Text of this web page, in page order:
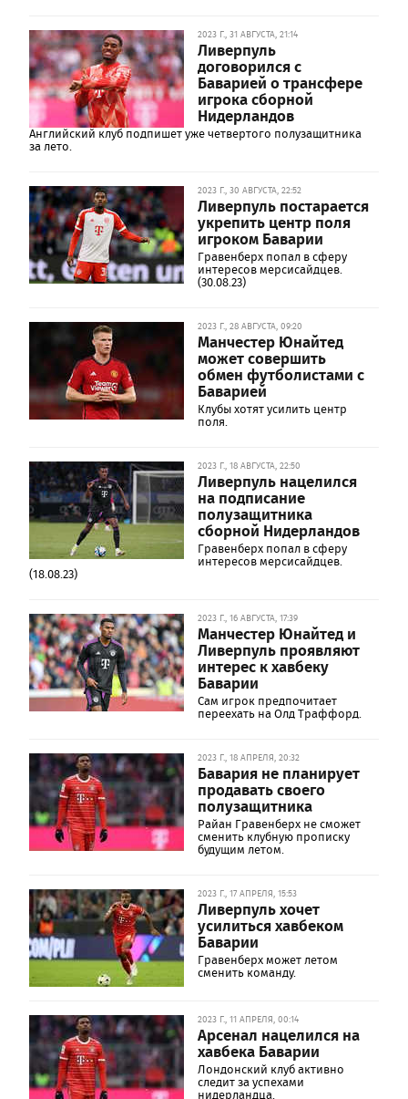
2023 Г., 31 АВГУСТА, 21:14
Ливерпуль
договорился с
Баварией о трансфере
игрока сборной
Нидерландов
Английский клуб подпишет уже четвертого полузащитника
за лето.
2023 Г., 30 АВГУСТА, 22:52
Ливерпуль постарается
укрепить центр поля
игроком Баварии
Гравенберх попал в сферу
интересов мерсисайдцев.
(30.08.23)
2023 Г., 28 АВГУСТА, 09:20
Манчестер Юнайтед
может совершить
обмен футболистами с
Баварией
Клубы хотят усилить центр
поля.
2023 Г., 18 АВГУСТА, 22:50
Ливерпуль нацелился
на подписание
полузащитника
сборной Нидерландов
Гравенберх попал в сферу
интересов мерсисайдцев.
(18.08.23)
2023 Г., 16 АВГУСТА, 17:39
Манчестер Юнайтед и
Ливерпуль проявляют
интерес к хавбеку
Баварии
Сам игрок предпочитает
переехать на Олд Траффорд.
2023 Г., 18 АПРЕЛЯ, 20:32
Бавария не планирует
продавать своего
полузащитника
Райан Гравенберх не сможет
сменить клубную прописку
будущим летом.
2023 Г., 17 АПРЕЛЯ, 15:53
Ливерпуль хочет
усилиться хавбеком
Баварии
Гравенберх может летом
сменить команду.
2023 Г., 11 АПРЕЛЯ, 00:14
Арсенал нацелился на
хавбека Баварии
Лондонский клуб активно
следит за успехами
нидерландца.